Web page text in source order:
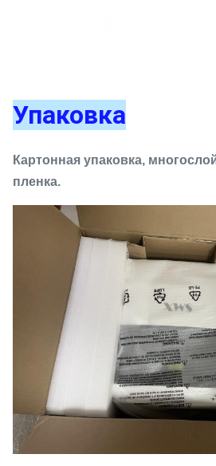
Упаковка
Картонная упаковка,
пленка.